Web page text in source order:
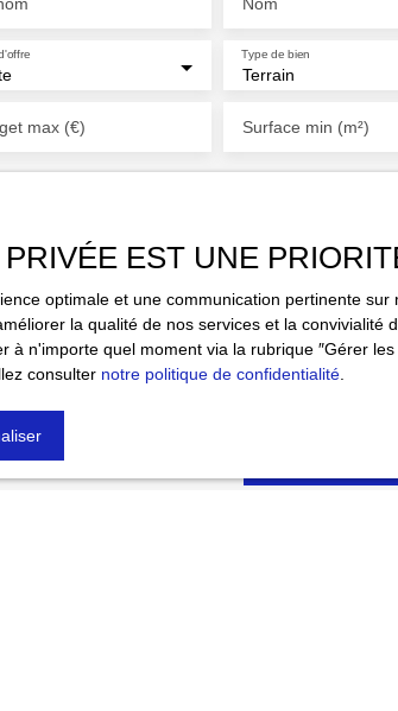
Terrain
Type de bien
max (€) Surface min (m²)
gratuitement sur la liste d'opposition au
la consommation, sur le site Internet
Société Worldline, Service Bloctel, CS 61311, 41013
Pour en savoir plus sur le traitement de vos
EST UNE
optimale et une communication pertinente
la qualité de nos services et la
à n'importe quel moment via la rubrique ″Gérer
consulter notre politique de confidentialité